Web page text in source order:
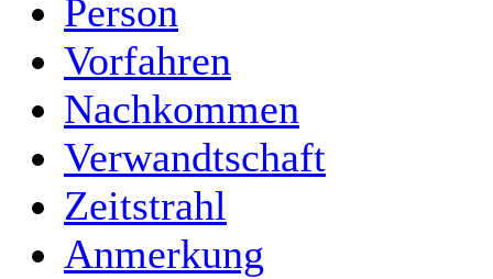
Person
Vorfahren
Nachkommen
Verwandtschaft
Zeitstrahl
Anmerkung